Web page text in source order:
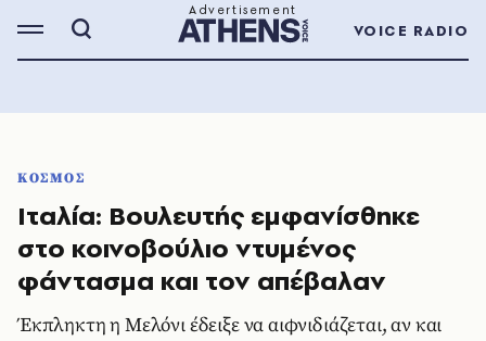
VOICE RADIO
ΚΟΣΜΟΣ
Ιταλία: Βουλευτής εμφανίσθηκε
στο κοινοβούλιο ντυμένος
φάντασμα και τον απέβαλαν
Έκπληκτη η Μελόνι έδειξε να αιφνιδιάζεται, αν και